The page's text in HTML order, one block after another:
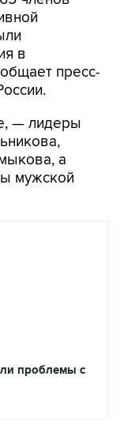
в
пресс-
— лидеры
а
мужской
проблемы с